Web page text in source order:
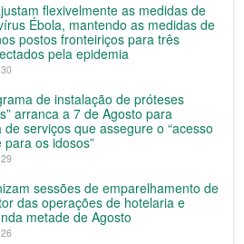
flexivelmente as medidas de
Ébola, mantendo as medidas de
postos fronteiriços para três
pela epidemia
de instalação de próteses
arranca a 7 de Agosto para
serviços que assegure o “acesso
os idosos”
sessões de emparelhamento de
das operações de hotelaria e
metade de Agosto